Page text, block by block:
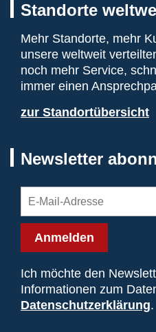
Standorte
Mehr Standorte, mehr
unsere weltweit
noch mehr Service,
immer einen
zur Standortübersicht
Newsletter
Anmelden
Ich möchte den
Informationen zum
Datenschutzerklärung.